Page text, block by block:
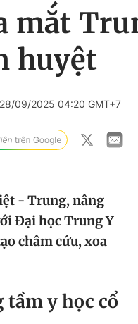
mắt
huyệt
28/09/2025 04:20 GMT+7
- Trung, nâng
Đại học Trung Y
châm cứu, xoa
y học cổ